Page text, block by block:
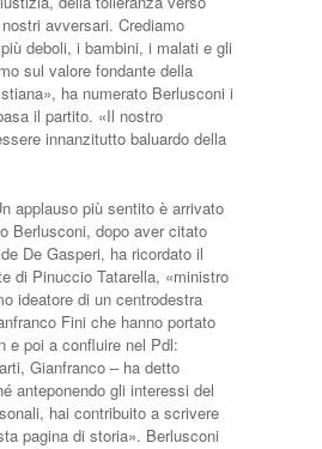
avversari. Crediamo
deboli, i bambini, i malati e gli
sul valore fondante della
ha numerato Berlusconi i
il partito. «Il nostro
innanzitutto baluardo della
applauso più sentito è arrivato
Berlusconi, dopo aver citato
De Gasperi, ha ricordato il
di Pinuccio Tatarella, «ministro
ideatore di un centrodestra
Fini che hanno portato
e poi a confluire nel Pdl:
Gianfranco – ha detto
anteponendo gli interessi del
hai contribuito a scrivere
pagina di storia». Berlusconi